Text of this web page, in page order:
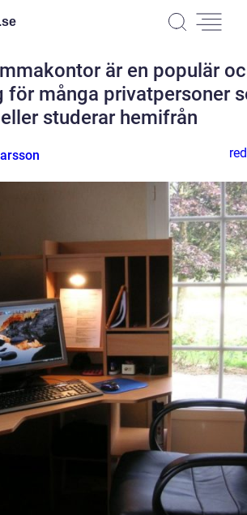
se
är en populär
många privatpersoner
studerar hemifrån